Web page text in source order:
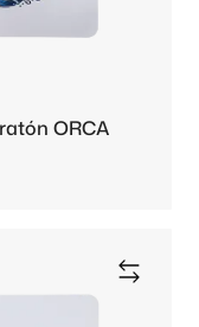
ORCA